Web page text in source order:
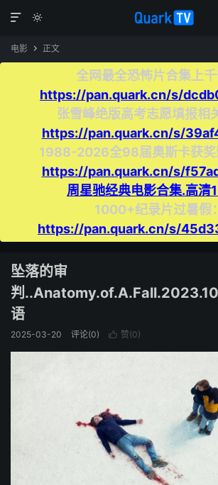


电影  正文
全网最全恐怖片合集上千
https://pan.quark.cn/s/
张雪峰绝版高考志愿填报相
https://pan.quark.cn/s/
1988-2026全98届奥斯卡获奖
https://pan.quark.cn/s/
周星驰经典电影合集.高清
1000+纪录片过暑假：
https://pan.quark.cn/s/
坠落的审
判
语
2025-03-20 评论(0)  赞(0)